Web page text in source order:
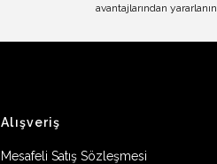
avantajlarından yararlanın.
Alışveriş
Mesafeli Satış Sözleşmesi